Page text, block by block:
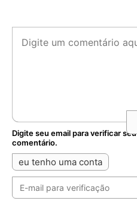
Digite seu email para verificar seu
comentário.
eu tenho uma conta